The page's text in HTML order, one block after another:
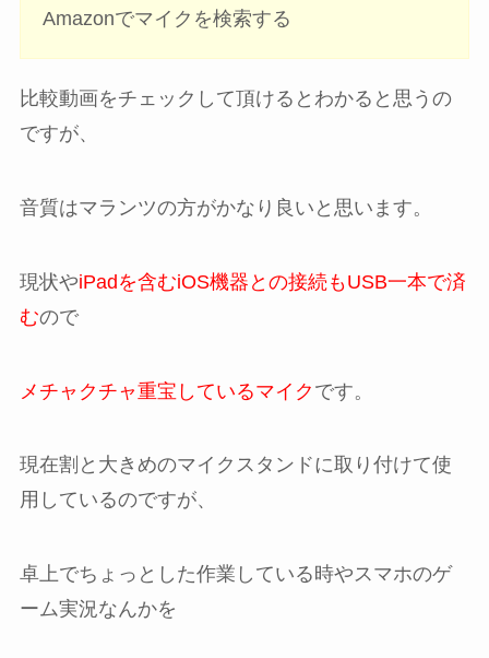
Amazonでマイクを検索する
比較動画をチェックして頂けるとわかると思うの
ですが、
音質はマランツの方がかなり良いと思います。
現状やiPadを含むiOS機器との接続もUSB一本で済
むので
メチャクチャ重宝しているマイク です。
現在割と大きめのマイクスタンドに取り付けて使
用しているのですが、
卓上でちょっとした作業している時やスマホのゲ
ーム実況なんかを